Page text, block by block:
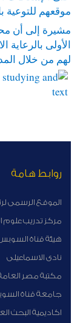
موقعهم للتوعية
مشيرة إلى أن
الأولى بالرعاية
لهم من خلال
روابط هامة
الموقع الرسمى
مركز تدريب علوم
هيئة قناة
نادى الاسماعيلى
مكتبة مصر العامة
جامعة قناة
اكاديمية البحث